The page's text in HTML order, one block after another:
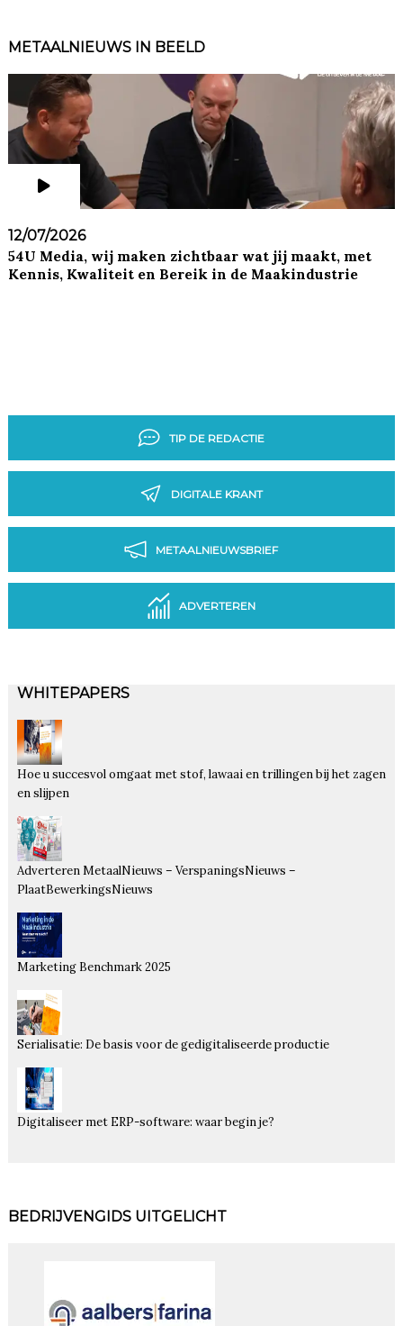
METAALNIEUWS IN BEELD
12/07/2026
54U Media, wij maken zichtbaar wat jij maakt, met
Kennis, Kwaliteit en Bereik in de Maakindustrie
TIP DE REDACTIE
DIGITALE KRANT
METAALNIEUWSBRIEF
ADVERTEREN
WHITEPAPERS
Hoe u succesvol omgaat met stof, lawaai en trillingen bij het zagen
en slijpen
Adverteren MetaalNieuws – VerspaningsNieuws –
PlaatBewerkingsNieuws
Marketing Benchmark 2025
Serialisatie: De basis voor de gedigitaliseerde productie
Digitaliseer met ERP-software: waar begin je?
BEDRIJVENGIDS UITGELICHT